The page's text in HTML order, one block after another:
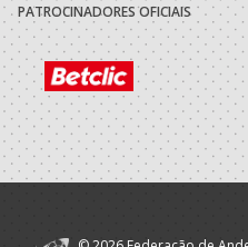
PATROCINADORES OFICIAIS